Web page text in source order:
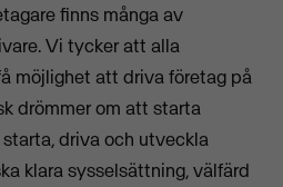
finns många av
Vi tycker att alla
möjlighet att driva företag på
drömmer om att starta
driva och utveckla
klara sysselsättning, välfärd